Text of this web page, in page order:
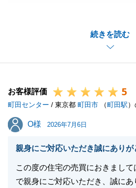
続きを読む
お手間なく取引を進めることが我
りました。
い。必ずお力になれるかと存じま
お客様評価 5
町田センター / 東京都 町田市 （町田駅
O様
O様 2026年7月6日
親身にご対応いただき誠にありが
この度の住宅の売買におきまして
で親身にご対応いただき、誠に